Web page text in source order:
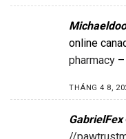
online
pharmacy
THÁNG 4 8,
GabrielFex
//